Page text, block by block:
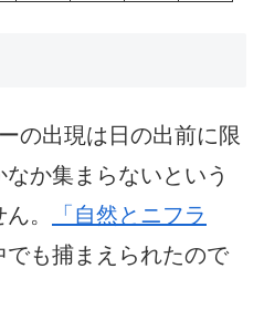
の出現は日の出前に限
か集まらないという
。
「自然とニフラ
でも捕まえられたので